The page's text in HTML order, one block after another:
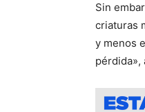
Sin
criaturas
y menos
pérdida»,